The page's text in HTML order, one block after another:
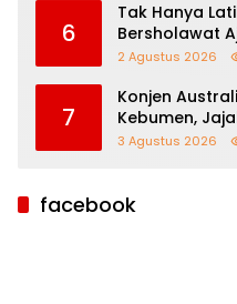
6
Tak Hanya
Bersholawat
Sebagai Jalan
2 Agustus 2026
7
Konjen
Kebumen,
hingga
3 Agustus 2026
facebook